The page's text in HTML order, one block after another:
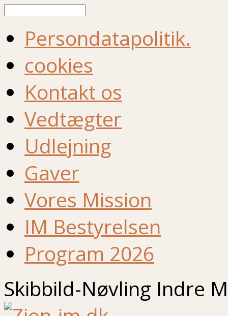
Persondatapolitik.
cookies
Kontakt os
Vedtægter
Udlejning
Gaver
Vores Mission
IM Bestyrelsen
Program 2026
Skibbild-Nøvling Indre